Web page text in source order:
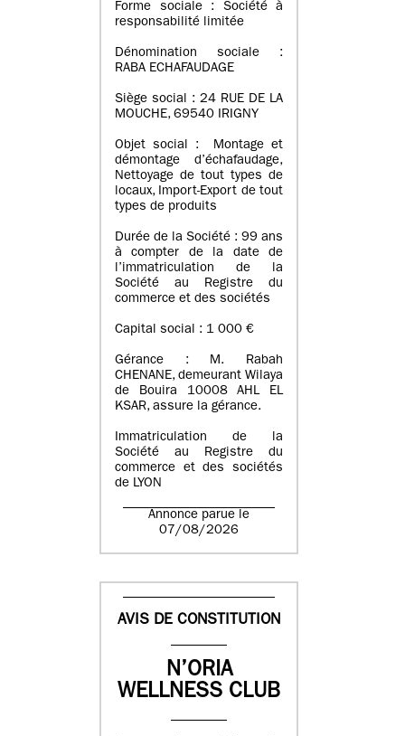
Forme sociale : Société à
responsabilité limitée
Dénomination sociale :
RABA ECHAFAUDAGE
Siège social : 24 RUE DE LA
MOUCHE, 69540 IRIGNY
Objet social : Montage et
démontage d’échafaudage,
Nettoyage de tout types de
locaux, Import-Export de tout
types de produits
Durée de la Société : 99 ans
à compter de la date de
l’immatriculation de la
Société au Registre du
commerce et des sociétés
Capital social : 1 000 €
Gérance : M. Rabah
CHENANE, demeurant Wilaya
de Bouira 10008 AHL EL
KSAR, assure la gérance.
Immatriculation de la
Société au Registre du
commerce et des sociétés
de LYON
Annonce parue le
07/08/2026
AVIS DE CONSTITUTION
N’ORIA
WELLNESS CLUB